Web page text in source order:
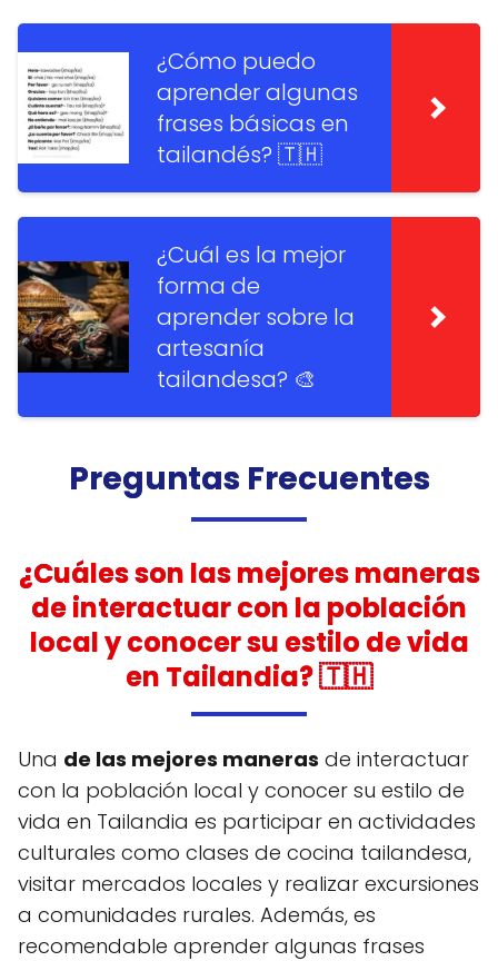
¿Cómo puedo
aprender algunas
frases básicas en
tailandés? 🇹🇭
¿Cuál es la mejor
forma de
aprender sobre la
artesanía
tailandesa? 🎨
Preguntas Frecuentes
¿Cuáles son las mejores maneras
de interactuar con la población
local y conocer su estilo de vida
en Tailandia? 🇹🇭
Una de las mejores maneras de interactuar
con la población local y conocer su estilo de
vida en Tailandia es participar en actividades
culturales como clases de cocina tailandesa,
visitar mercados locales y realizar excursiones
a comunidades rurales. Además, es
recomendable aprender algunas frases